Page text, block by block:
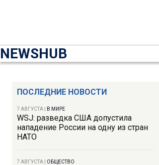
NEWSHUB
ПОСЛЕДНИЕ НОВОСТИ
7 АВГУСТА В МИРЕ
WSJ: разведка США допустила
нападение России на одну из стран
НАТО
7 АВГУСТА ОБЩЕСТВО